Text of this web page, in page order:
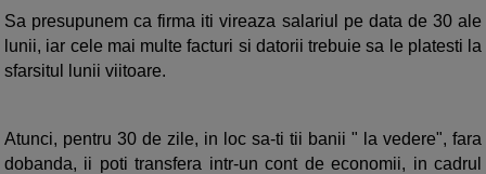
Sa presupunem ca firma iti vireaza salariul pe data de 30 ale
lunii, iar cele mai multe facturi si datorii trebuie sa le platesti la
sfarsitul lunii viitoare.
Atunci, pentru 30 de zile, in loc sa-ti tii banii " la vedere", fara
dobanda, ii poti transfera intr-un cont de economii, in cadrul